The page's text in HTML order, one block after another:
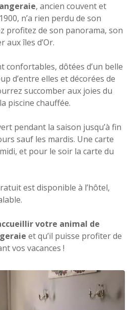
, ancien couvent et
n’a rien perdu de son
profitez de son panorama, son
aux îles d’Or.
confortables, dôtées d’un belle
d’entre elles et décorées de
succomber aux joies du
piscine chauffée.
pendant la saison jusqu’à fin
sauf les mardis. Une carte
et pour le soir la carte du
est disponible à l’hôtel,
votre animal de
et qu’il puisse profiter de
vos vacances !